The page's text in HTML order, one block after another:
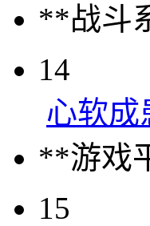
**战斗
14
心软成
**游戏
15